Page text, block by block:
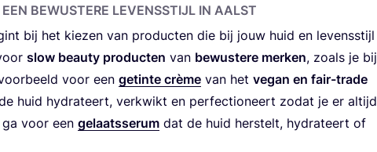
BEWUS­TE­RE LEVENS­STIJL IN AALST
bij het kie­zen van pro­duc­ten die bij jouw huid en levens­stijl
slow beau­ty pro­duc­ten van bewus­te­re mer­ken, zoals je bij
voor een getin­te crè­me van het vegan en fair-tra­de
huid hydra­teert, ver­kwikt en per­fec­ti­o­neert zodat je er altijd
voor een gelaats­se­rum dat de huid her­stelt, hydra­teert of